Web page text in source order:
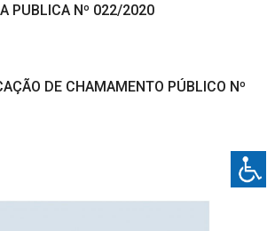
PUBLICA Nº 022/2020
DE CHAMAMENTO PÚBLICO Nº